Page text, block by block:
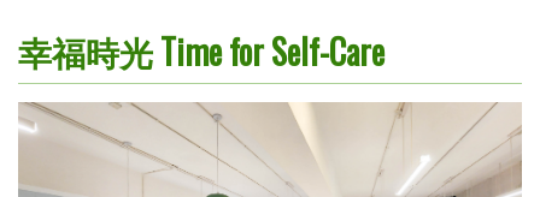
幸福時光 Time for Self-Care